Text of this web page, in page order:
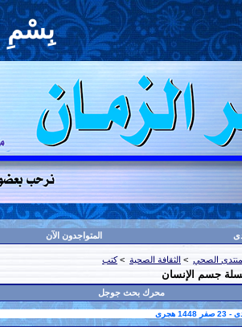
بِسْمِ
المتواجدون الآن
الصحي > الثقافة الصحية >كتب
جسم الإنسان
محرك بحث جوجل